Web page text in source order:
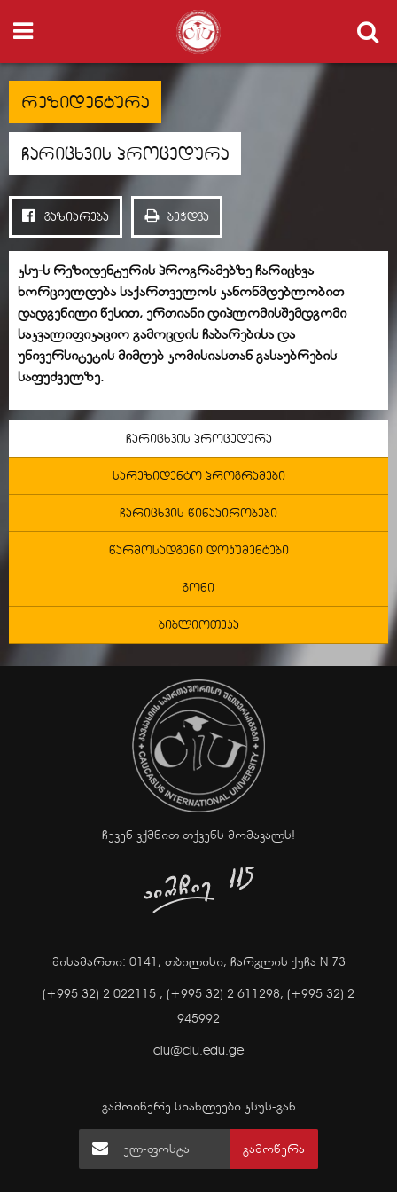
რეზიდენტურა
ჩარიცხვის პროცედურა
გაზიარება ბეჭდვა
ჩარიცხვის პროცედურა
სარეზიდენტო პროგრამები
ჩარიცხვის წინაპირობები
წარმოსადგენი დოკუმენტები
გონი
ბიბლიოთეკა
კსუ-ს რეზიდენტურის პროგრამებზე ჩარიცხვა
ხორციელდება საქართველოს კანონმდებლობით
დადგენილი წესით, ერთიანი დიპლომისშემდგომი
საკვალიფიკაციო გამოცდის ჩაბარებისა და
უნივერსიტეტის მიმღებ კომისიასთან გასაუბრების
საფუძველზე.
ჩევენ ვქმნით თქვენს მომავალს!
მისამართი: 0141, თბილისი, ჩარგლის ქუჩა N 73
(+995 32) 2 022115 , (+995 32) 2 611298, (+995 32) 2
945992
ciu@ciu.edu.ge
გამოიწერე სიახლეები კსუს-გან
გამოწერა